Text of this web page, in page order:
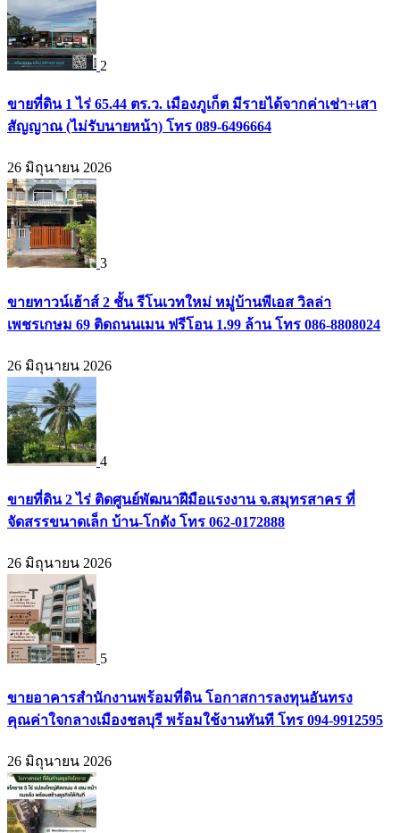
2
ขายที่ดิน 1 ไร่ 65.44 ตร.ว. เมืองภูเก็ต มีรายได้จากค่าเช่า+เสา
สัญญาณ (ไม่รับนายหน้า) โทร 089-6496664
26 มิถุนายน 2026
3
ขายทาวน์เฮ้าส์ 2 ชั้น รีโนเวทใหม่ หมู่บ้านพีเอส วิลล่า
เพชรเกษม 69 ติดถนนเมน ฟรีโอน 1.99 ล้าน โทร 086-8808024
26 มิถุนายน 2026
4
ขายที่ดิน 2 ไร่ ติดศูนย์พัฒนาฝีมือแรงงาน จ.สมุทรสาคร ที่
จัดสรรขนาดเล็ก บ้าน-โกดัง โทร 062-0172888
26 มิถุนายน 2026
5
ขายอาคารสำนักงานพร้อมที่ดิน โอกาสการลงทุนอันทรง
คุณค่าใจกลางเมืองชลบุรี พร้อมใช้งานทันที โทร 094-9912595
26 มิถุนายน 2026